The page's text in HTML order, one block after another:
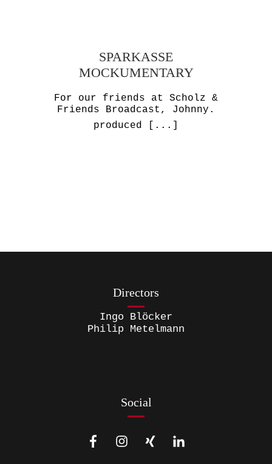
SPARKASSE
MOCKUMENTARY
For our friends at Scholz &
Friends Broadcast, Johnny.
produced
[...]
Directors
Ingo Blöcker
Philip Metelmann
Social